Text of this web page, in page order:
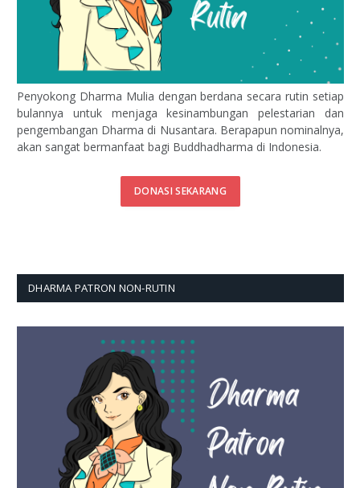
Penyokong Dharma Mulia dengan berdana secara rutin setiap
bulannya untuk menjaga kesinambungan pelestarian dan
pengembangan Dharma di Nusantara. Berapapun nominalnya,
akan sangat bermanfaat bagi Buddhadharma di Indonesia.
DONASI SEKARANG
DHARMA PATRON NON-RUTIN